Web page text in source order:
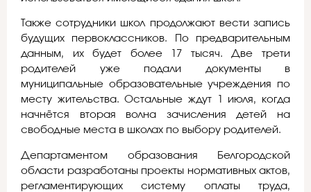
Также сотрудники школ продолжают вести запись
будущих первоклассников. По предварительным
данным, их будет более 17 тысяч. Две трети
родителей уже подали документы в
муниципальные образовательные учреждения по
месту жительства. Остальные ждут 1 июля, когда
начнётся вторая волна зачисления детей на
свободные места в школах по выбору родителей.
Департаментом образования Белгородской
области разработаны проекты нормативных актов,
регламентирующих систему оплаты труда,